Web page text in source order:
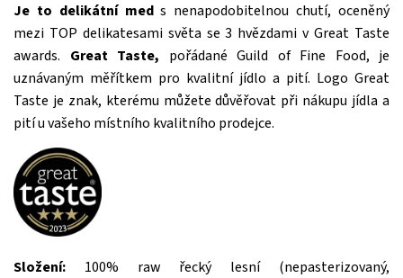
Je to delikátní meds nenapodobitelnou chutí, oceněný
mezi TOP delikatesami světa se 3 hvězdami v Great Taste
awards. Great Taste, pořádané Guild of Fine Food, je
uznávaným měřítkem pro kvalitní jídlo a pití. Logo Great
Taste je znak, kterému můžete důvěřovat při nákupu jídla a
pití u vašeho místního kvalitního prodejce.
Složení: 100% raw řecký lesní (nepasterizovaný,